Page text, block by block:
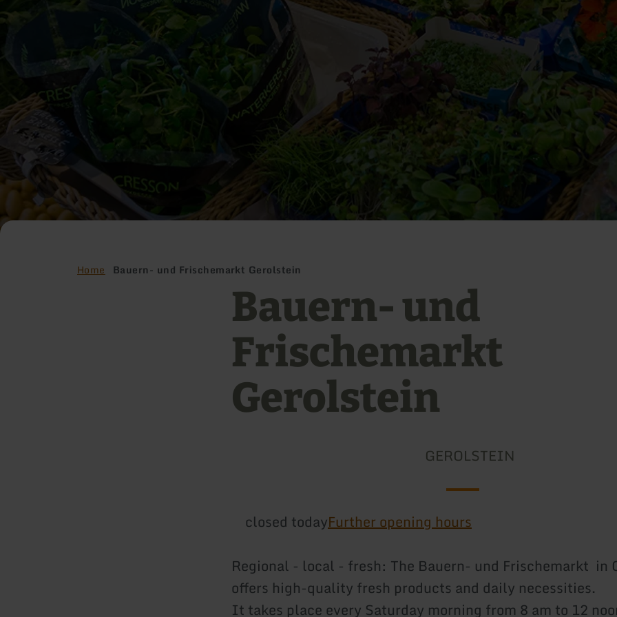
Home Bauern- und Frischemarkt Gerolstein
Bauern- und
Frischemarkt
Gerolstein
GEROLSTEIN
closed todayFurther opening hours
Regional - local - fresh: The Bauern- und Frischemarkt in
offers high-quality fresh products and daily necessities.
It takes place every Saturday morning from 8 am to 12